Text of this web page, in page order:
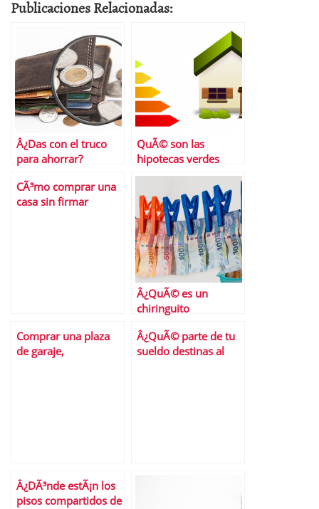
Publicaciones Relacionadas:
Â¿Das con el truco
para ahorrar?
QuÃ© son las
hipotecas verdes
CÃ³mo comprar una
casa sin firmar
Â¿QuÃ© es un
chiringuito
Comprar una plaza
de garaje,
Â¿QuÃ© parte de tu
sueldo destinas al
Â¿DÃ³nde estÃ¡n los
pisos compartidos de